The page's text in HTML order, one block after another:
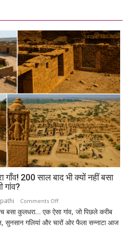
का
नशा’,
रोजगार
को
लेकर
सरकार
पर
साधा
निशाना
200 साल बाद भी क्यों नहीं बसा
गांव?
Comments Offon
कुलधरा:
एक
बसा कुलधरा… एक ऐसा गांव, जो पिछले करीब
सुनसान गलियां और चारों ओर फैला सन्नाटा आज